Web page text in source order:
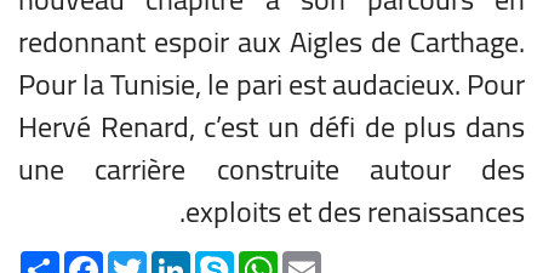
redonnant espoir aux Aigles de Carthage.
Pour la Tunisie, le pari est audacieux. Pour
Hervé Renard, c’est un défi de plus dans
une carrière construite autour des
exploits et des renaissances.
Share FacebookTwitterLinkedInSkype WhatsApp